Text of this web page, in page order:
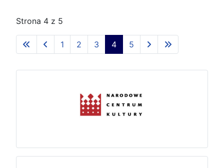
Strona 4 z 5
1 2 3 4 5